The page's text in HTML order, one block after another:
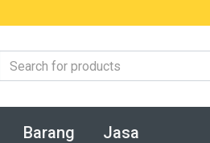
Barang Jasa